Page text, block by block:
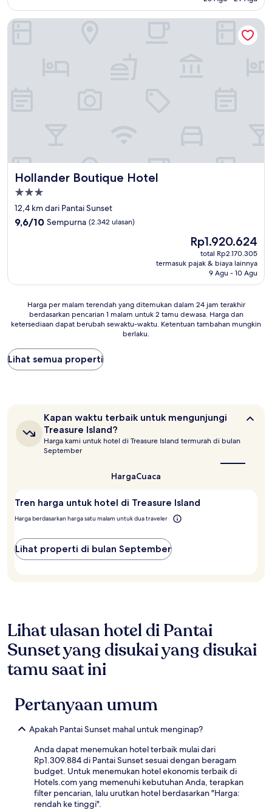
ulasan)
Hollander Boutique Hotel
Hollander Boutique Hotel
Properti
bintang
3.0
12,4 km dari Pantai Sunset
9.6
9,6/10 Sempurna (2.342 ulasan)
Harga
sekarang
Rp1.920.624
Rp1.920.624
total Rp2.170.305
termasuk pajak & biaya lainnya
9 Agu - 10 Agu
Hollander Boutique Hotel
Harga
malam
yang
ditemukan
dalam
berdasarkan
pencarian
malam
Harga
ketersediaan
berubah
sewaktu-
Harga per malam terendah yang ditemukan dalam 24 jam terakhir
berdasarkan pencarian 1 malam untuk 2 tamu dewasa. Harga dan
ketersediaan dapat berubah sewaktu-waktu. Ketentuan tambahan mungkin
berlaku.
Lihat semua properti
Kapan
waktu
terbaik
untuk
mengunjungi
Kapan waktu terbaik untuk mengunjungi
Treasure Island?
Harga kami untuk hotel di Treasure Island termurah di bulan
September
HargaCuaca
Tren harga untuk hotel di Treasure Island
Harga berdasarkan harga satu malam untuk dua traveler
Lihat properti di bulan September
Lihat ulasan hotel di Pantai
Sunset yang disukai yang disukai
tamu saat ini
Pertanyaan umum
Apakah Pantai Sunset mahal untuk menginap?
Anda dapat menemukan hotel terbaik mulai dari
Rp1.309.884 di Pantai Sunset sesuai dengan beragam
budget. Untuk menemukan hotel ekonomis terbaik di
Hotels.com yang memenuhi kebutuhan Anda, terapkan
filter pencarian, lalu urutkan hotel berdasarkan "Harga:
rendah ke tinggi".